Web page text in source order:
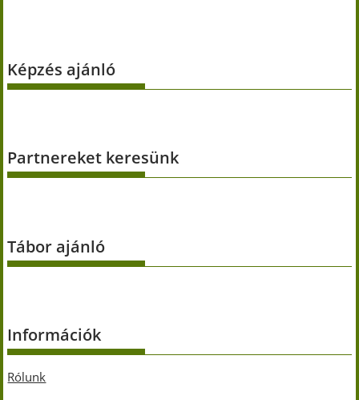
Képzés ajánló
Partnereket keresünk
Tábor ajánló
Információk
Rólunk